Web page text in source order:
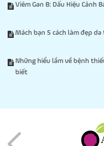
Viêm Gan B: Dấu Hiệu Cảnh
Mách bạn 5 cách làm đẹp
Những hiểu lầm về bệnh
biết